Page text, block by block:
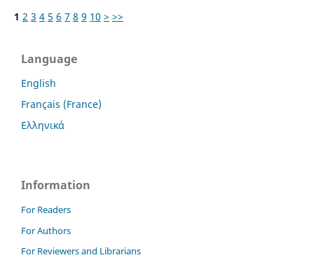
1 2 3 4 5 6 7 8 9 10 > >>
Language
English
Français (France)
Ελληνικά
Information
For Readers
For Authors
For Reviewers and Librarians